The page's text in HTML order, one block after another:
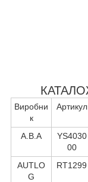
Виробни
к
Артикул
A.B.A
YS4030
00
AUTLO
G
RT1299